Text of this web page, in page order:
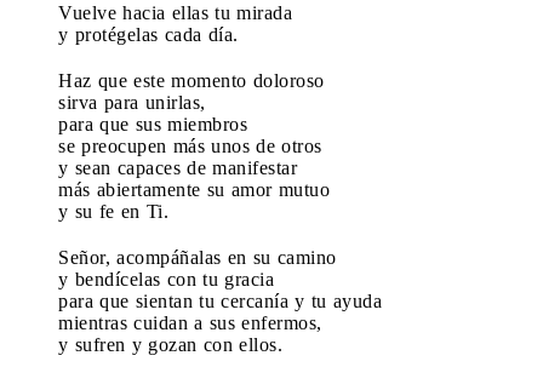
Vuelve hacia ellas tu mirada
y protégelas cada día.
Haz que este momento doloroso
sirva para unirlas,
para que sus miembros
se preocupen más unos de otros
y sean capaces de manifestar
más abiertamente su amor mutuo
y su fe en Ti.
Señor, acompáñalas en su camino
y bendícelas con tu gracia
para que sientan tu cercanía y tu ayuda
mientras cuidan a sus enfermos,
y sufren y gozan con ellos.